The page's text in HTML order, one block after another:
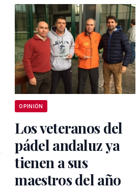
OPINIÓN
Los veteranos del
pádel andaluz ya
tienen a sus
maestros del año